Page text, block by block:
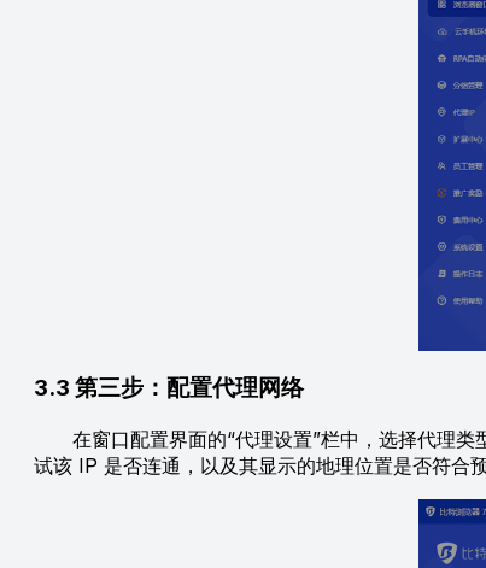
3.3 第三步：配置代理网络
在窗口配置界面的“代理设置”栏中，选择代理类
试该 IP 是否连通，以及其显示的地理位置是否符合